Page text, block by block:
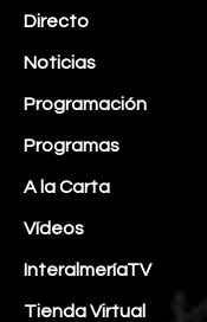
Directo
Noticias
Programación
Programas
A la Carta
Vídeos
InteralmeríaTV
Tienda Virtual